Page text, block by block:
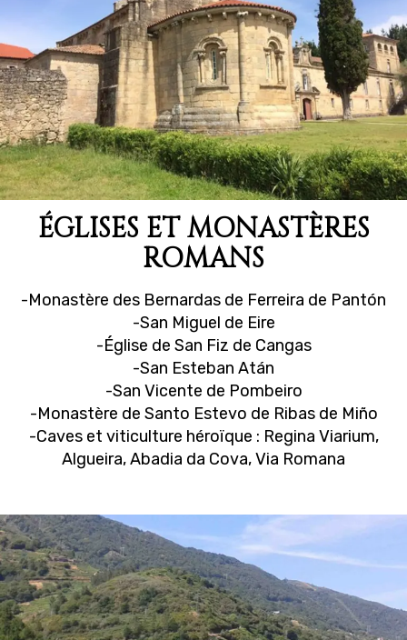
ÉGLISES ET MONASTÈRES
ROMANS
-Monastère des Bernardas de Ferreira de Pantón
-San Miguel de Eire
-Église de San Fiz de Cangas
-San Esteban Atán
-San Vicente de Pombeiro
-Monastère de Santo Estevo de Ribas de Miño
-Caves et viticulture héroïque : Regina Viarium,
Algueira, Abadia da Cova, Via Romana